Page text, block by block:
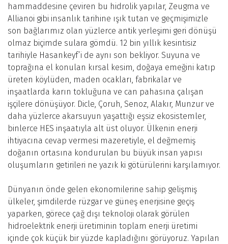
hammaddesine çeviren bu hidrolik yapılar, Zeugma ve
Allianoi gibi insanlık tarihine ışık tutan ve geçmişimizle
son bağlarımız olan yüzlerce antik yerleşimi geri dönüşü
olmaz biçimde sulara gömdü. 12 bin yıllık kesintisiz
tarihiyle Hasankeyf’i de aynı son bekliyor. Suyuna ve
toprağına el konulan kırsal kesim, doğaya emeğini katıp
üreten köylüden, maden ocakları, fabrikalar ve
inşaatlarda karın tokluğuna ve can pahasına çalışan
işçilere dönüşüyor. Dicle, Çoruh, Senoz, Alakır, Munzur ve
daha yüzlerce akarsuyun yaşattığı eşsiz ekosistemler,
binlerce HES inşaatıyla alt üst oluyor. Ülkenin enerji
ihtiyacına cevap vermesi mazeretiyle, el değmemiş
doğanın ortasına kondurulan bu büyük insan yapısı
oluşumların getirileri ne yazık ki götürülerini karşılamıyor.
Dünyanın önde gelen ekonomilerine sahip gelişmiş
ülkeler, şimdilerde rüzgar ve güneş enerjisine geçiş
yaparken, görece çağ dışı teknoloji olarak görülen
hidroelektrik enerji üretiminin toplam enerji üretimi
içinde çok küçük bir yüzde kapladığını görüyoruz. Yapılan